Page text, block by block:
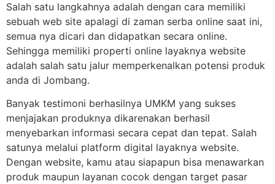
Salah satu langkahnya adalah dengan cara memiliki
sebuah web site apalagi di zaman serba online saat ini,
semua nya dicari dan didapatkan secara online.
Sehingga memiliki properti online layaknya website
adalah salah satu jalur memperkenalkan potensi produk
anda di Jombang.
Banyak testimoni berhasilnya UMKM yang sukses
menjajakan produknya dikarenakan berhasil
menyebarkan informasi secara cepat dan tepat. Salah
satunya melalui platform digital layaknya website.
Dengan website, kamu atau siapapun bisa menawarkan
produk maupun layanan cocok dengan target pasar